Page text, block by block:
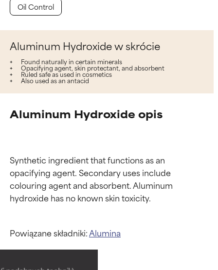
Oil Control
Aluminum Hydroxide w skrócie
Found naturally in certain minerals
Opacifying agent, skin protectant, and absorbent
Ruled safe as used in cosmetics
Also used as an antacid
Aluminum Hydroxide opis
Synthetic ingredient that functions as an
opacifying agent. Secondary uses include
colouring agent and absorbent. Aluminum
Powiązane składniki:Alumina
Oceny składników
Oceny składników